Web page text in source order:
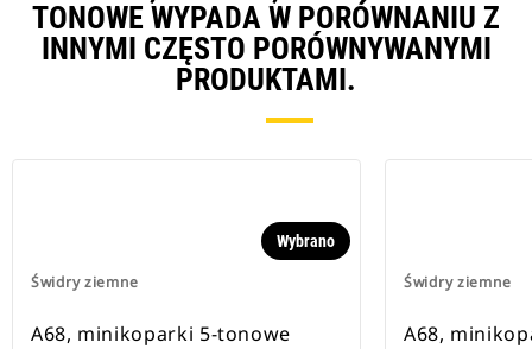
TONOWE WYPADA W PORÓWNANIU Z
INNYMI CZĘSTO PORÓWNYWANYMI
PRODUKTAMI.
Świdry ziemne
Wybrano
A68, minikoparki 5-tonowe
Świdry ziemne
A68,